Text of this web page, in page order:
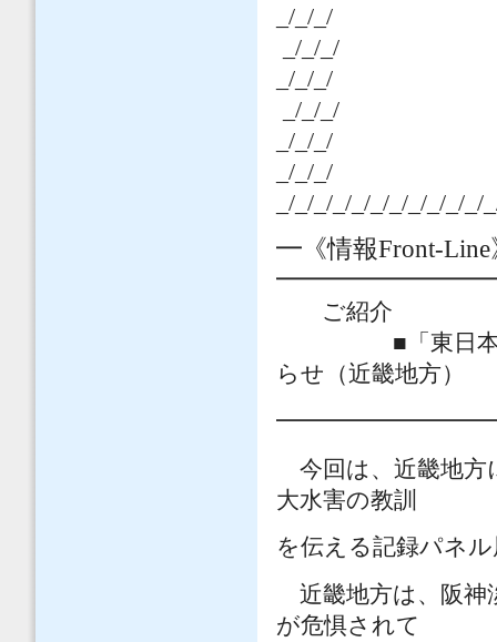
_/
_/_/_/
_/_/
_/_/_/
_/
_/_/_/
_/_/_/_/_/_/_/_/_/_/
━《情報Front-Line
ご紹介
■「東日本大震
らせ（近畿地
今回は、近畿地方
大水害の教訓
を伝える記録パネ
近畿地方は、阪神
が危惧されて